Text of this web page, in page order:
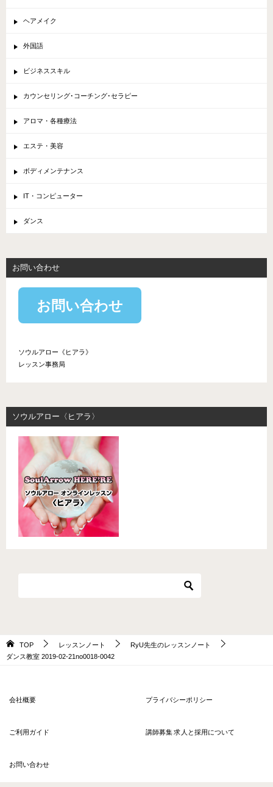
ヘアメイク
外国語
ビジネススキル
カウンセリング･コーチング･セラピー
アロマ・各種療法
エステ・美容
ボディメンテナンス
IT・コンピューター
ダンス
お問い合わせ
お問い合わせ
ソウルアロー《ヒアラ》
レッスン事務局
ソウルアロー〈ヒアラ〉
TOP レッスンノート
RyU先生のレッスンノート
ダンス教室 2019-­02-21no0018-­0042
会社概要 プライバシーポリシー
ご利用ガイド 講師募集 求人と採用について
お問い合わせ